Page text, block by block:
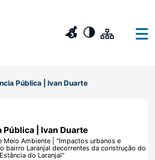
Pública | Ivan Duarte
Pública | Ivan Duarte
Meio Ambiente | "Impactos urbanos e
bairro Laranjal decorrentes da construção do
do Laranjal"